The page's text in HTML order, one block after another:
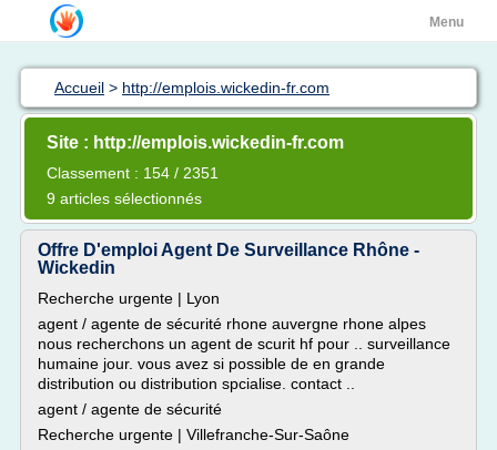
Menu
Accueil > http://emplois.wickedin-fr.com
Site : http://emplois.wickedin-fr.com
Classement : 154 / 2351
9 articles sélectionnés
Offre D'emploi Agent De Surveillance Rhône -
Wickedin
Recherche urgente | Lyon
agent / agente de sécurité rhone auvergne rhone alpes
nous recherchons un agent de scurit hf pour .. surveillance
humaine jour. vous avez si possible de en grande
distribution ou distribution spcialise. contact ..
agent / agente de sécurité
Recherche urgente | Villefranche-Sur-Saône